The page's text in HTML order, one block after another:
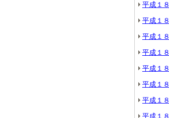
平成１
平成１
平成１
平成１
平成１
平成１
平成１
平成１